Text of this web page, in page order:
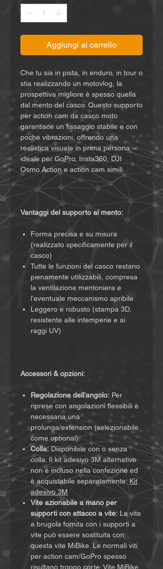
Aggiungi al carrello
Che tu sia in pista, in enduro, in tour o
stia realizzando un motovlog, la
prospettiva migliore è spesso quella
dal mento del casco. Questo supporto
per action cam da casco moto
garantisce un fissaggio stabile e con
poche vibrazioni, offrendo una
realistica visuale in prima persona –
ideale per GoPro, Insta360, DJI
Osmo Action e action cam simili.
Vantaggi del supporto al mento:
Forma precisa e su misura
(realizzato specificamente per il
casco)
Tutte le funzioni del casco restano
pienamente utilizzabili, compresa
la ventilazione mentoniera e
l’eventuale meccanismo apribile
Leggero e robusto (stampa 3D,
resistente alle intemperie e ai
raggi UV)
Accessori & opzioni:
Regolazione dell’angolo: Per
riprese con angolazioni flessibili è
necessaria una
prolunga/extension (selezionabile
come optional).
Colla:Disponibile con o senza
colla. Il kit adesivo 3M alternativo
non è incluso nella confezione ed
è acquistabile separatamente: Kit
adesivo 3M
Vite azionabile a mano per
supporti con attacco a vite: La vite
a brugola fornita con i supporti a
vite può essere sostituita con
questa vite MiBike. Le normali viti
per action cam/GoPro spesso
risultano troppo corte:Vite MiBike